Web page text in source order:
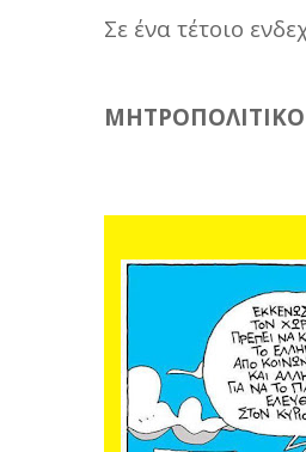
Σε ένα τέτοιο